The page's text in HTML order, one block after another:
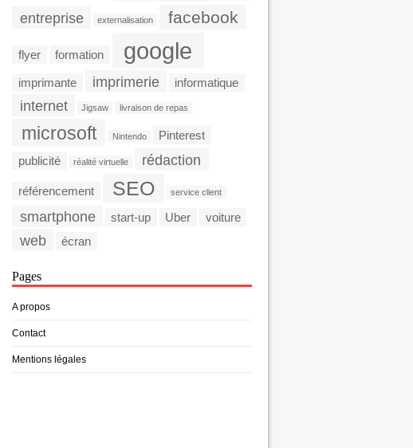
entreprise externalisation facebook
flyer formation google
imprimante imprimerie informatique
internet Jigsaw livraison de repas
microsoft Nintendo
Pinterest
publicité
réalité virtuelle rédaction
référencement SEO service client
smartphone start-up Uber voiture
web écran
Pages
A propos
Contact
Mentions légales